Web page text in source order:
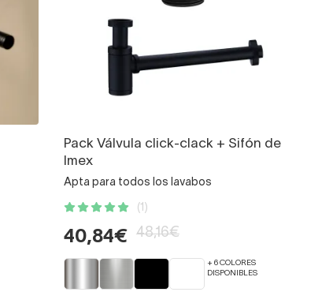
Pack Válvula click-clack + Sifón de
Imex
Apta para todos los lavabos
(1)
40,84€ 48,16€
+ 6 COLORES
DISPONIBLES